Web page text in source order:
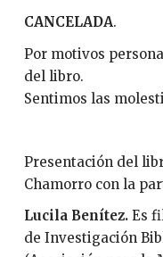
CANCELADA.
Por motivos
del libro.
Sentimos las
Presentación del
Chamorro con la
Lucila Benítez. Es
de Investigación